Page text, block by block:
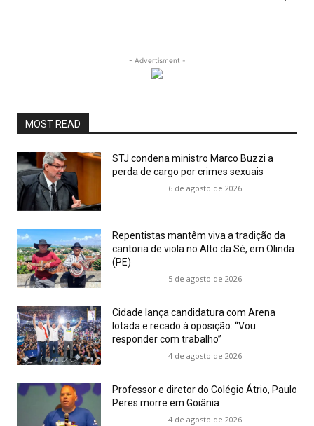
- Advertisment -
MOST READ
STJ condena ministro Marco Buzzi a
perda de cargo por crimes sexuais
6 de agosto de 2026
Repentistas mantêm viva a tradição da
cantoria de viola no Alto da Sé, em Olinda
(PE)
5 de agosto de 2026
Cidade lança candidatura com Arena
lotada e recado à oposição: “Vou
responder com trabalho”
4 de agosto de 2026
Professor e diretor do Colégio Átrio, Paulo
Peres morre em Goiânia
4 de agosto de 2026